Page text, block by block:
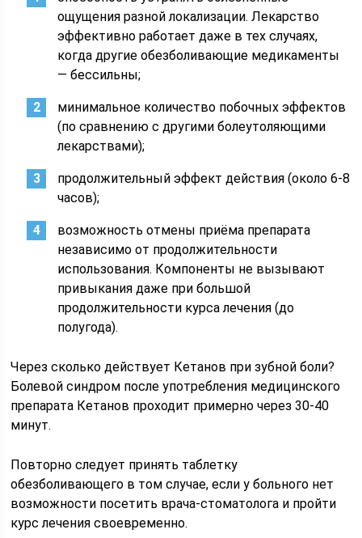
ощущения разной локализации. Лекарство
эффективно работает даже в тех случаях,
когда другие обезболивающие медикаменты
— бессильны;
минимальное количество побочных эффектов
(по сравнению с другими болеутоляющими
лекарствами);
продолжительный эффект действия (около 6-8
часов);
возможность отмены приёма препарата
независимо от продолжительности
использования. Компоненты не вызывают
привыкания даже при большой
продолжительности курса лечения (до
полугода).
Через сколько действует Кетанов при зубной боли?
Болевой синдром после употребления медицинского
препарата Кетанов проходит примерно через 30-40
минут.
Повторно следует принять таблетку
обезболивающего в том случае, если у больного нет
возможности посетить врача-стоматолога и пройти
курс лечения своевременно.